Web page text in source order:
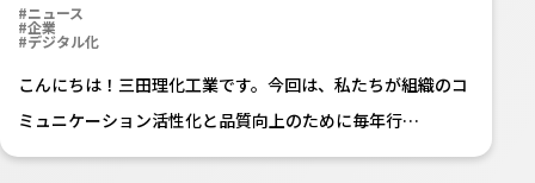
#ニュース
#企業
#デジタル化
こんにちは！三田理化工業です。今回は、私たちが組織のコ
ミュニケーション活性化と品質向上のために毎年行…